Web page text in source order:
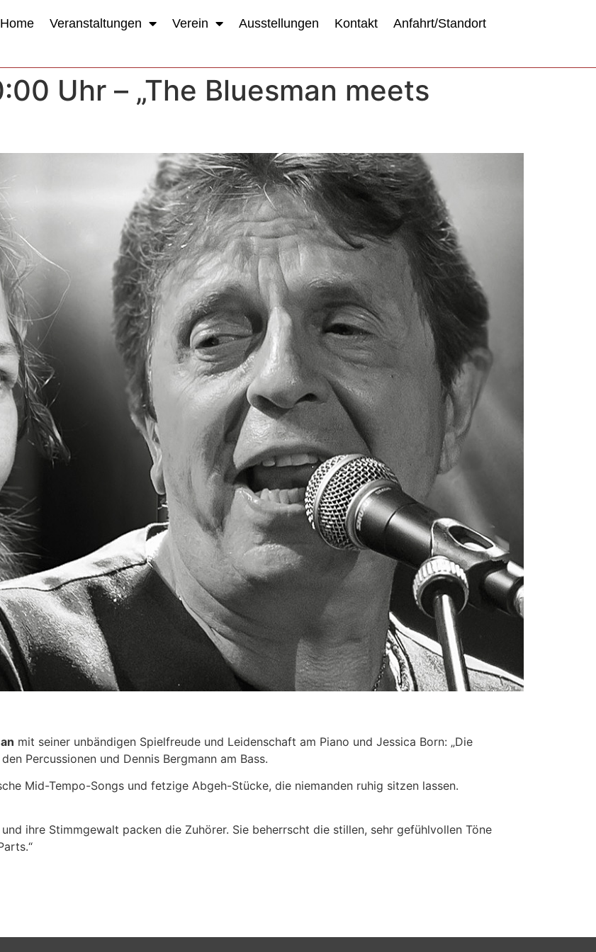
Home Veranstaltungen Verein Ausstellungen Kontakt Anfahrt/Standort
Uhr – „The Bluesman meets
mit seiner unbändigen Spielfreude und Leidenschaft am Piano und Jessica Born: „Die
Percussionen und Dennis Bergmann am Bass.
Mid-Tempo-Songs und fetzige Abgeh-Stücke, die niemanden ruhig sitzen lassen.
ihre Stimmgewalt packen die Zuhörer. Sie beherrscht die stillen, sehr gefühlvollen Töne